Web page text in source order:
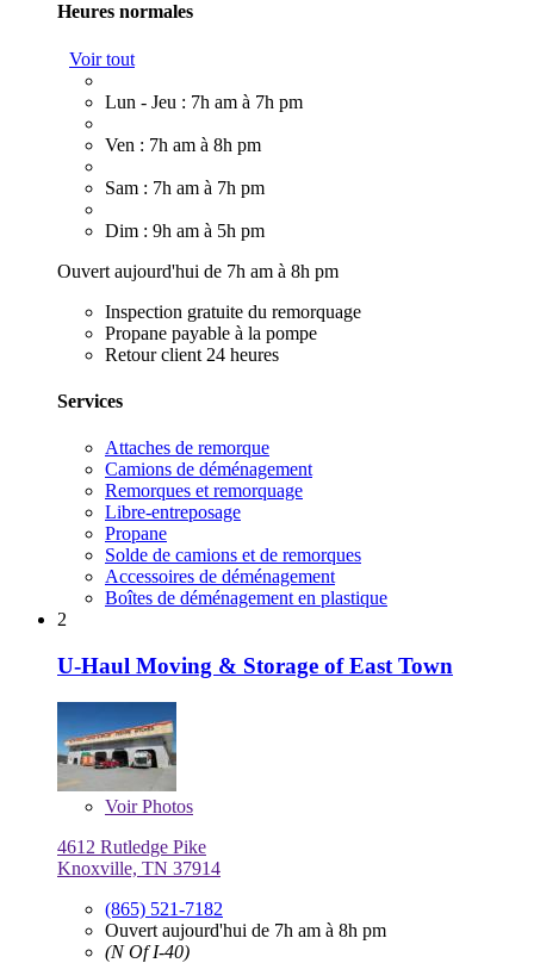
Heures normales
Voir tout
Lun - Jeu : 7h am à 7h pm
Ven : 7h am à 8h pm
Sam : 7h am à 7h pm
Dim : 9h am à 5h pm
Ouvert aujourd'hui de 7h am à 8h pm
Inspection gratuite du remorquage
Propane payable à la pompe
Retour client 24 heures
Services
Attaches de remorque
Camions de déménagement
Remorques et remorquage
Libre-entreposage
Propane
Solde de camions et de remorques
Accessoires de déménagement
Boîtes de déménagement en plastique
2
U-Haul Moving & Storage of East Town
VoirPhotos
4612 Rutledge Pike
Knoxville, TN 37914
(865) 521-7182
Ouvert aujourd'hui de 7h am à 8h pm
(N Of I-40)